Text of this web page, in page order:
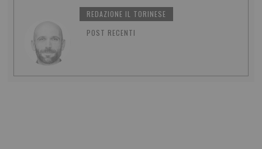
REDAZIONE IL TORINESE
POST RECENTI